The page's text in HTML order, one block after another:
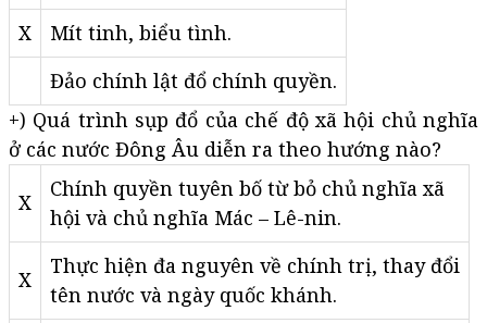
X
Mít tinh, biểu tình.
Đảo chính lật đổ chính quyền.
+) Quá trình sụp đổ của chế độ xã hội chủ nghĩa
ở các nước Đông Âu diễn ra theo hướng nào?
X
Chính quyền tuyên bố từ bỏ chủ nghĩa xã
hội và chủ nghĩa Mác – Lê-nin.
X
Thực hiện đa nguyên về chính trị, thay đổi
tên nước và ngày quốc khánh.